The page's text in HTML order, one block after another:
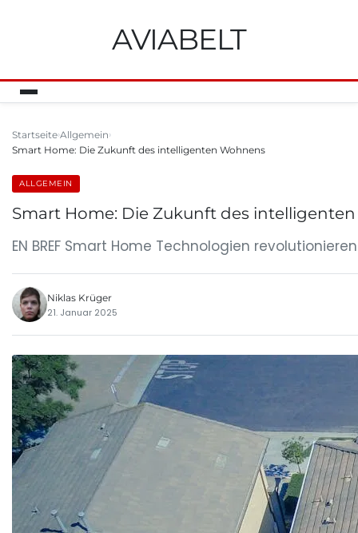
AVIABELT
Startseite Allgemein
Smart Home: Die Zukunft des intelligenten Wohnens
ALLGEMEIN
Smart Home: Die Zukunft des
EN BREF Smart Home Technologien
Niklas Krüger
21. Januar 2025